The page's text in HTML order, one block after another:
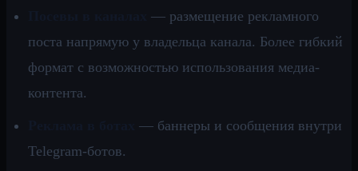
— размещение рекламного
поста напрямую у владельца канала. Более гибкий
формат с возможностью использования медиа-
контента.
— баннеры и сообщения внутри
Telegram-ботов.